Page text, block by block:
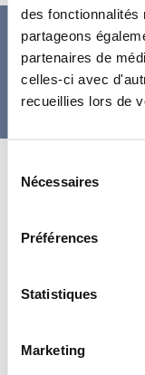
des
partageons
partenaires de
celles-ci avec
recueillies lors de
Nécessaires
Préférences
Statistiques
Marketing
MENTIONS
LÉGALES
ET CGU